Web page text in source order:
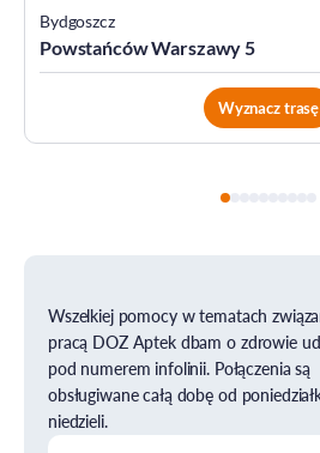
Bydgoszcz
Powstańców Warszawy 5
Wyznacz trasę
Wszelkiej pomocy w tematach
pracą DOZ Aptek dbam o zdrowie
pod numerem infolinii. Połączenia są
obsługiwane całą dobę od
niedzieli.